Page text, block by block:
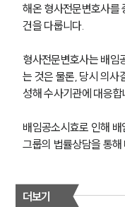
해온 형사전문변호사를
건을 다룹니다.
형사전문변호사는 배임
는 것은 물론, 당시 의사
성해 수사기관에 대응합
배임공소시효로 인해
그룹의 법률상담을 통
더보기